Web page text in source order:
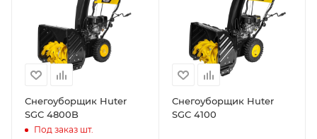
Снегоуборщик Huter
SGC 4800B
Под заказ шт.
Снегоуборщик Huter
SGC 4100